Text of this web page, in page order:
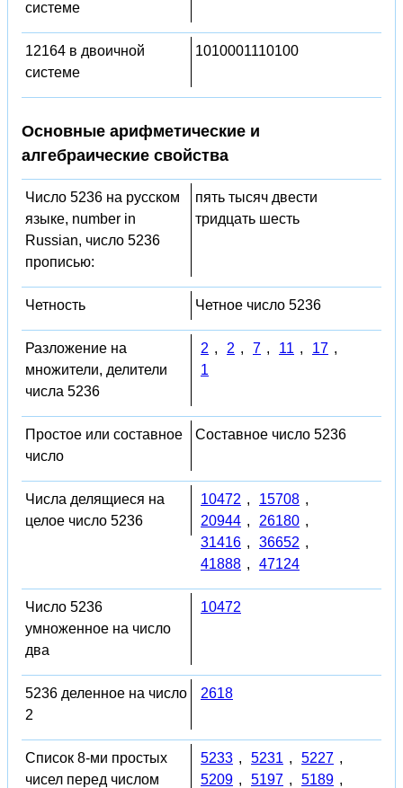
системе
12164 в двоичной
системе
1010001110100
Основные арифметические и
алгебраические свойства
Число 5236 на русском
языке, number in
Russian, число 5236
прописью:
пять тысяч двести
тридцать шесть
Четность Четное число 5236
Разложение на
множители, делители
числа 5236
2 , 2 , 7 , 11 , 17 ,
1
Простое или составное
число
Составное число 5236
Числа делящиеся на
целое число 5236
10472 , 15708 ,
20944 , 26180 ,
31416 , 36652 ,
41888 , 47124
Число 5236
умноженное на число
два
10472
5236 деленное на число
2
2618
Список 8-ми простых
чисел перед числом
5233 , 5231 , 5227 ,
5209 , 5197 , 5189 ,